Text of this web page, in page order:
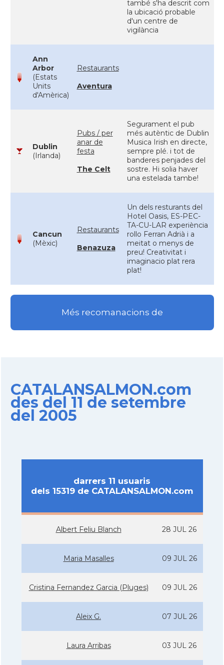
també s'ha descrit com
la ubicació probable
d'un centre de
vigilància
Ann
Arbor
(Estats
Units
d'Amèrica)
Restaurants
Aventura
Dublin
(Irlanda)
Pubs / per
anar de
festa
The Celt
Segurament el pub
més autèntic de Dublin
Musica Irish en directe,
sempre plé. i tot de
banderes penjades del
sostre. Hi solia haver
una estelada tambe!
Cancun
(Mèxic)
Restaurants
Benazuza
Un dels resturants del
Hotel Oasis, ES-PEC-
TA-CU-LAR experiència
rollo Ferran Adrià i a
meitat o menys de
preu! Creativitat i
imaginacio plat rera
plat!
Més recomanacions de
CATALANSALMON.com
des del 11 de setembre
del 2005
darrers 11 usuaris
dels 15319 de CATALANSALMON.com
Albert Feliu Blanch 28 JUL 26
Maria Masalles 09 JUL 26
Cristina Fernandez Garcia (Pluges) 09 JUL 26
Aleix G. 07 JUL 26
Laura Arribas 03 JUL 26